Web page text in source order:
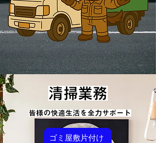
清掃業務
皆様の快適生活を全力サポート
ゴミ屋敷片付け